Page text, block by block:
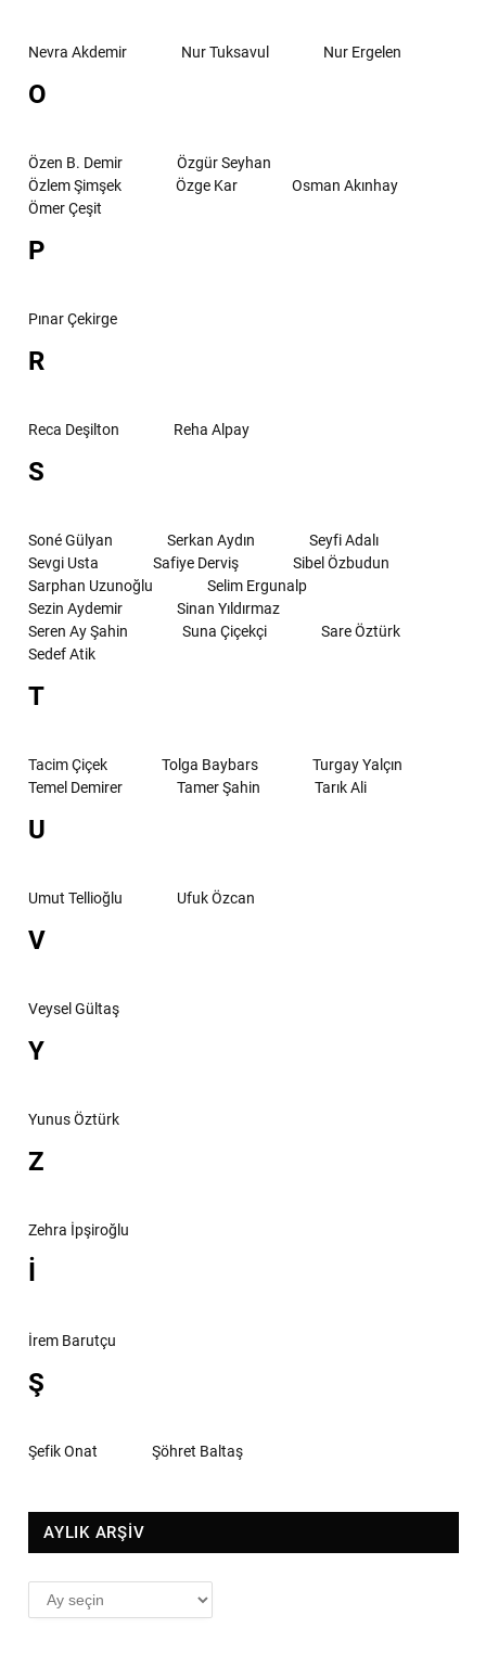
Nevra Akdemir Nur Tuksavul Nur Ergelen
O
Özen B. Demir
Özgür Seyhan
Özlem Şimşek
Özge Kar
Osman Akınhay
Ömer Çeşit
P
Pınar Çekirge
R
Reca Deşilton Reha Alpay
S
Soné Gülyan Serkan Aydın
Seyfi Adalı
Sevgi Usta
Safiye Derviş
Sibel Özbudun
Sarphan Uzunoğlu
Selim Ergunalp
Sezin Aydemir
Sinan Yıldırmaz
Seren Ay Şahin
Suna Çiçekçi
Sare Öztürk
Sedef Atik
T
Tacim Çiçek Tolga Baybars
Turgay Yalçın
Temel Demirer
Tamer Şahin Tarık Ali
U
Umut Tellioğlu Ufuk Özcan
V
Veysel Gültaş
Y
Yunus Öztürk
Z
Zehra İpşiroğlu
İ
İrem Barutçu
Ş
Şefik Onat Şöhret Baltaş
AYLIK ARŞİV
AYLIK
ARŞİV